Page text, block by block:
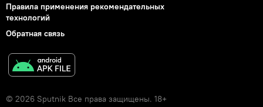
Правила применения рекомендательных
технологий
Обратная связь
© 2026 Sputnik Все права защищены. 18+